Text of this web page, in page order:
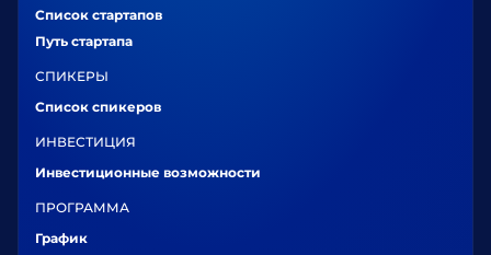
Список стартапов
Путь стартапа
СПИКЕРЫ
Список спикеров
ИНВЕСТИЦИЯ
Инвестиционные возможности
ПРОГРАММА
График